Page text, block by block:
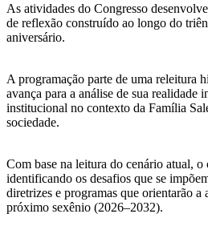
As atividades do Congresso
de reflexão construído ao longo do
aniversário.
A programação parte de uma releitura
avança para a análise de sua realidade
institucional no contexto da Família
sociedade.
Com base na leitura do cenário atual, o
identificando os desafios que se
diretrizes e programas que orientarão a
próximo sexênio (2026–2032).